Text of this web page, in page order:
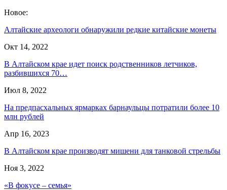
Новое:
Алтайские археологи обнаружили редкие китайские монеты
Окт 14, 2022
В Алтайском крае идет поиск родственников летчиков,
разбившихся 70…
Июл 8, 2022
На предпасхальных ярмарках барнаульцы потратили более 10
млн рублей
Апр 16, 2023
В Алтайском крае производят мишени для танковой стрельбы
Ноя 3, 2022
«В фокусе – семья»